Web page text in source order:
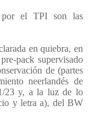
por el TPI son las
en quiebra, en
pack supervisado
de (partes
neerlandés de
23 y, a la luz de lo
y letra a), del BW